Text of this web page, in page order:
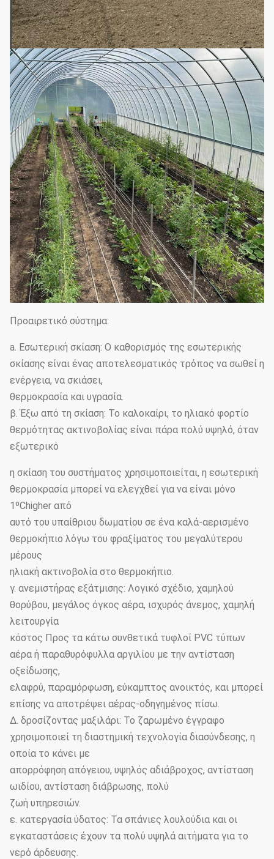
Προαιρετικό σύστημα:
a. Εσωτερική σκίαση: Ο καθορισμός της εσωτερικής
σκίασης είναι ένας αποτελεσματικός τρόπος να σωθεί η
ενέργεια, να σκιάσει,
θερμοκρασία και υγρασία.
β. Έξω από τη σκίαση: Το καλοκαίρι, το ηλιακό φορτίο
θερμότητας ακτινοβολίας είναι πάρα πολύ υψηλό, όταν
εξωτερικό
η σκίαση του συστήματος χρησιμοποιείται, η εσωτερική
θερμοκρασία μπορεί να ελεγχθεί για να είναι μόνο
1ºChigher από
αυτό του υπαίθριου δωματίου σε ένα καλά-αερισμένο
θερμοκήπιο λόγω του φραξίματος του μεγαλύτερου
μέρους
ηλιακή ακτινοβολία στο θερμοκήπιο.
γ. ανεμιστήρας εξάτμισης: Λογικό σχέδιο, χαμηλού
θορύβου, μεγάλος όγκος αέρα, ισχυρός άνεμος, χαμηλή
λειτουργία
κόστος Προς τα κάτω συνθετικά τυφλοί PVC τύπων
αέρα ή παραθυρόφυλλα αργιλίου με την αντίσταση
οξείδωσης,
ελαφρύ, παραμόρφωση, εύκαμπτος ανοικτός, και μπορεί
επίσης να αποτρέψει αέρας-οδηγημένος πίσω.
Δ. δροσίζοντας μαξιλάρι: Το ζαρωμένο έγγραφο
χρησιμοποιεί τη διαστημική τεχνολογία διασύνδεσης, η
οποία το κάνει με
απορρόφηση απόγειου, υψηλός αδιάβροχος, αντίσταση
ωιδίου, αντίσταση διάβρωσης, πολύ
ζωή υπηρεσιών.
ε. κατεργασία ύδατος: Τα σπάνιες λουλούδια και οι
εγκαταστάσεις έχουν τα πολύ υψηλά αιτήματα για το
νερό άρδευσης.